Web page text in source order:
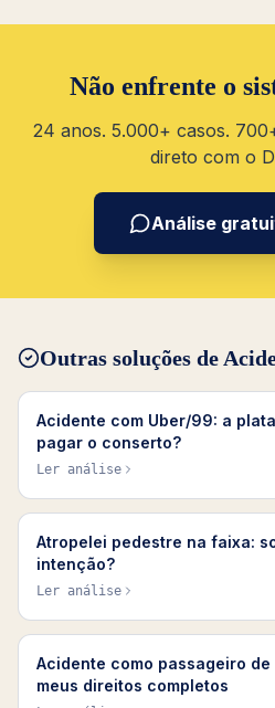
Não enfrente o
24 anos. 5.000+ casos.
direto com o
Análise
Outras soluções de
Acidente com Uber/99: a
pagar o conserto?
Ler análise
Atropelei pedestre na faixa:
intenção?
Ler análise
Acidente como passageiro
meus direitos completos